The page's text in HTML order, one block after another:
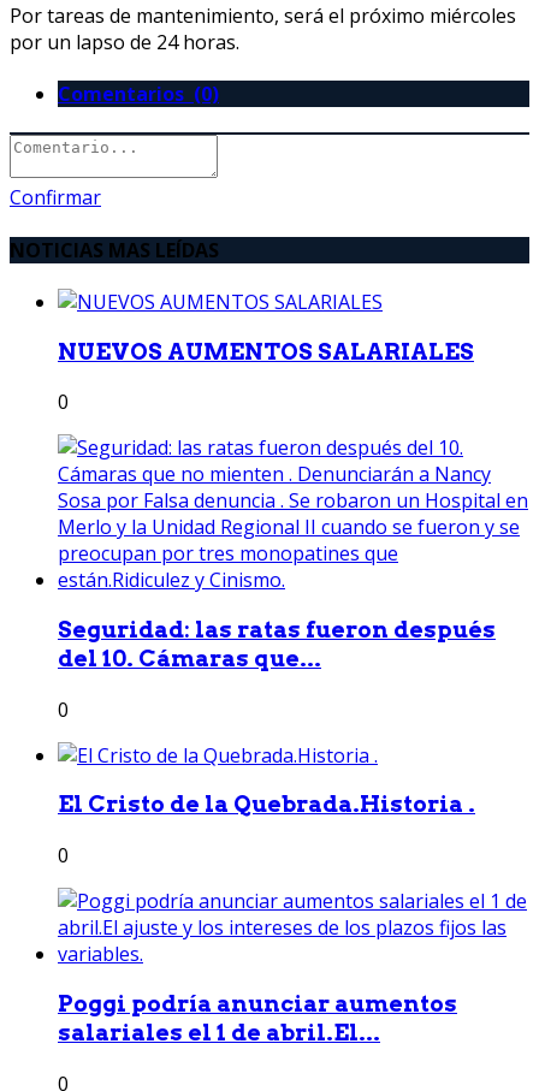
Por tareas de mantenimiento, será el próximo miércoles
por un lapso de 24 horas.
Comentarios (0)
Confirmar
NOTICIAS MAS LEÍDAS
NUEVOS AUMENTOS SALARIALES
0
Seguridad: las ratas fueron después
del 10. Cámaras que...
0
El Cristo de la Quebrada.Historia .
0
Poggi podría anunciar aumentos
salariales el 1 de abril.El...
0